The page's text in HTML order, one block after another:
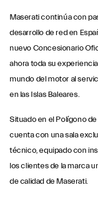
Maserati continúa con
desarrollo de red en
nuevo Concesionario
ahora toda su
mundo del motor al
en las Islas Baleares.
Situado en el Polígono
cuenta con una sala
técnico, equipado con
los clientes de la marca
de calidad de Maserati.